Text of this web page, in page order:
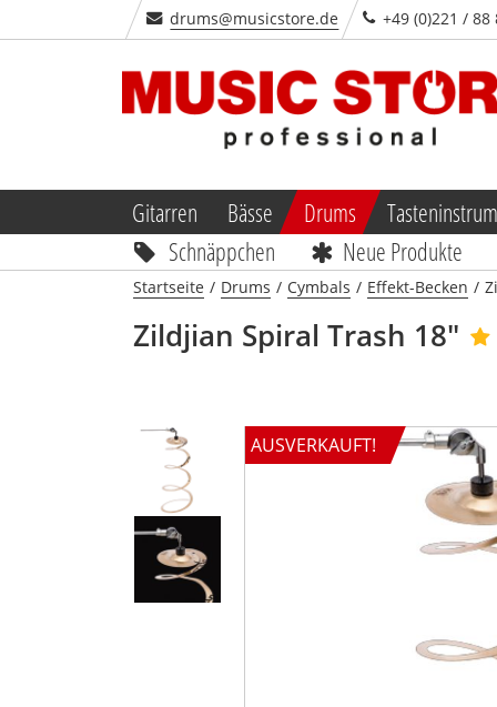
drums@musicstore.de +49 (0)221 / 88
Gitarren Bässe Drums
Schnäppchen
Neue Produkte
Startseite / Drums / Cymbals / Effekt-Becken /
Zildjian Spiral Trash 18"
AUSVERKAUFT!